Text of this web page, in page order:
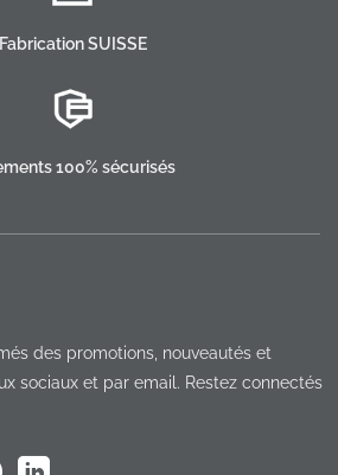
Fabrication SUISSE
100% sécurisés
des promotions, nouveautés et
sociaux et par email. Restez connectés